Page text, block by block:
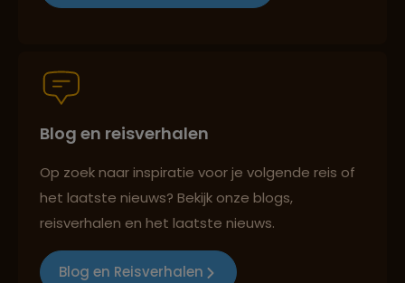
Persoonlijk en deskundig reisadvies
Reizen met oog voor mens, cultuur en milieu
Blog en reisverhalen
Op zoek naar inspiratie voor je volgende reis of
het laatste nieuws? Bekijk onze blogs,
reisverhalen en het laatste nieuws.
Blog en Reisverhalen